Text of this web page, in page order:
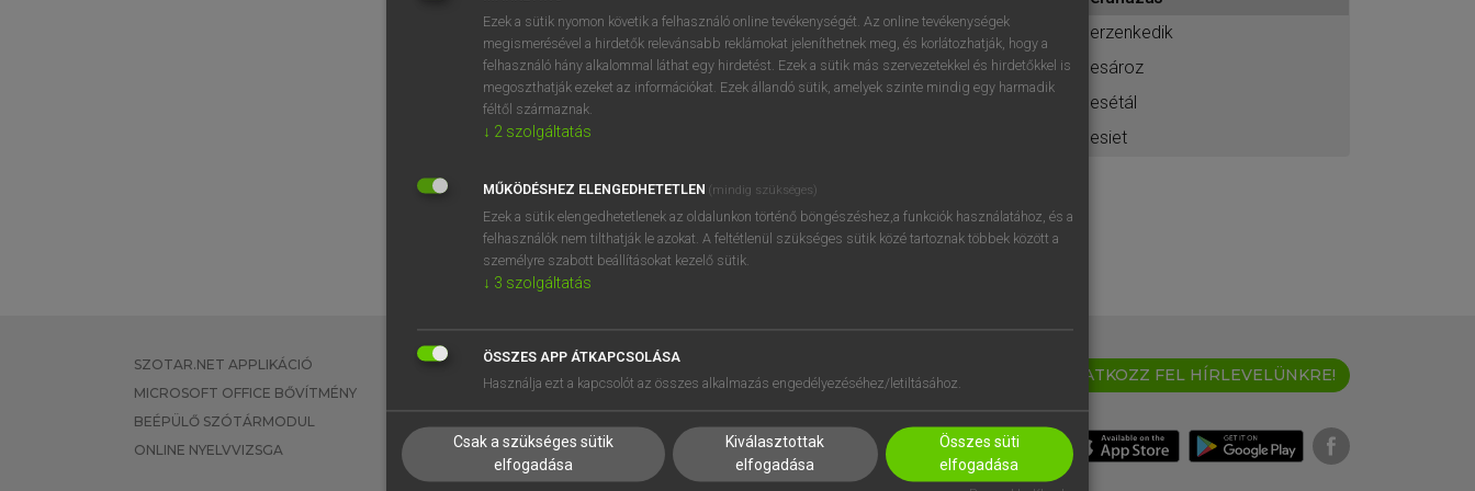
BELÉPÉS
próbaverziójának elindításához
regisztrálok ésbelépek.
REGISZTRÁCIÓ
berzenkedik
besároz
besétál
besiet
SZOTAR.NET APPLIKÁCIÓ
MICROSOFT OFFICE BŐVÍTMÉNY
BEÉPÜLŐ SZÓTÁRMODUL
ONLINE NYELVVIZSGA
EGYÉNI FELHASZNÁLÓKNAK
TANULÓKNAK
VÁLLALATI MEGOLDÁSOK
SÚGÓ
RÓLUNK
SÜTI BEÁLLÍTÁSOK
IRATKOZZ FEL HÍRLEVELÜNKRE!
Ezek a sütik nyomon követik a felhasználó online tevékenységét. Az online tevékenységek
megismerésével a hirdetők relevánsabb reklámokat jeleníthetnek meg, és korlátozhatják, hogy a
felhasználó hány alkalommal láthat egy hirdetést. Ezek a sütik más szervezetekkel és hirdetőkkel is
megoszthatják ezeket az információkat. Ezek állandó sütik, amelyek szinte mindig egy harmadik
féltől származnak.
↓ 2 szolgáltatás
MŰKÖDÉSHEZ ELENGEDHETETLEN (mindig szükséges)
Ezek a sütik elengedhetetlenek az oldalunkon történő böngészéshez,a funkciók használatához, és a
felhasználók nem tilthatják le azokat. A feltétlenül szükséges sütik közé tartoznak többek között a
személyre szabott beállításokat kezelő sütik.
↓ 3 szolgáltatás
ÖSSZES APP ÁTKAPCSOLÁSA
Használja ezt a kapcsolót az összes alkalmazás engedélyezéséhez/letiltásához.
Csak a szükséges sütik
elfogadása
Kiválasztottak
elfogadása
Összes süti
elfogadása